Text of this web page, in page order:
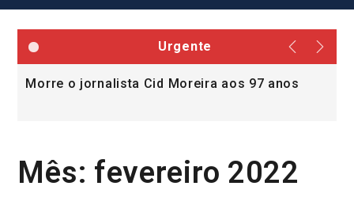
Urgente
Morre o jornalista Cid Moreira aos 97 anos
Mês: fevereiro 2022